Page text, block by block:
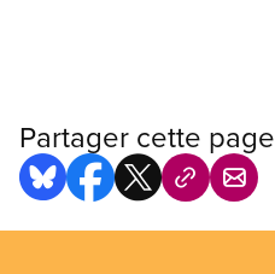
Partager cette page